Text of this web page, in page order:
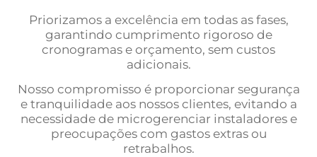
Priorizamos a excelência em todas as fases,
garantindo cumprimento rigoroso de
cronogramas e orçamento, sem custos
adicionais.
Nosso compromisso é proporcionar segurança
e tranquilidade aos nossos clientes, evitando a
necessidade de microgerenciar instaladores e
preocupações com gastos extras ou
retrabalhos.